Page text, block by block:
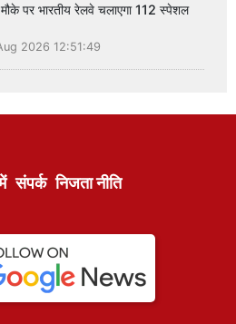
पर भारतीय रेलवे चलाएगा 112 स्पेशल
2026 12:51:49
संपर्क निजता नीति